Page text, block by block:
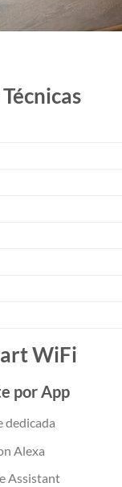
WiFi
por App
dedicada
Alexa
Assistant